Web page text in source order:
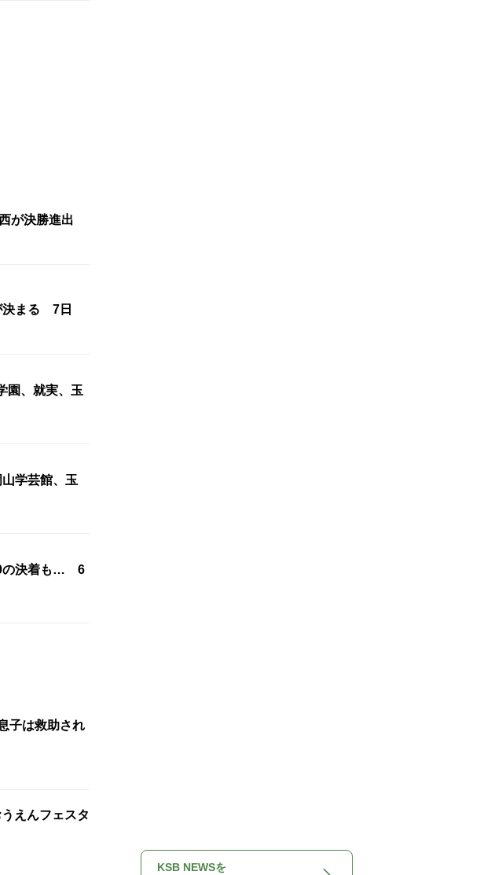
と四学香川西が決勝進出
決まる 7日
園、就実、玉
学芸館、玉
の決着も… 6
子は救助され
えんフェスタ
KSB NEWSを